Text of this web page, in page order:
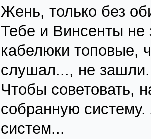
Жень, только без
Тебе и Винсенты
кабелюки топовые,
слушал..., не
Чтобы советовать,
собранную
систем...